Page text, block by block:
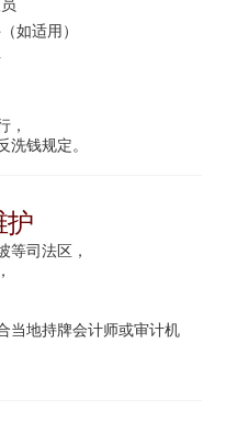
如适用）
，
钱规定。
护
等司法区，
当地持牌会计师或审计机